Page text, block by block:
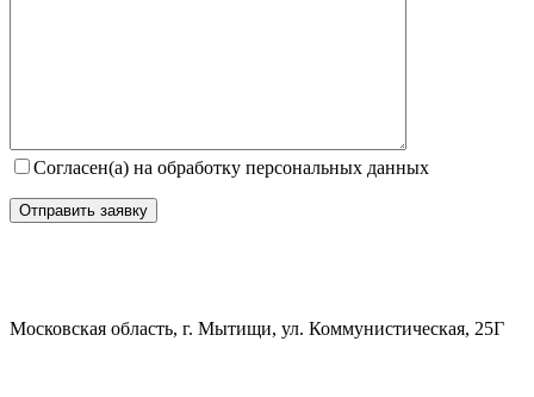
Согласен(а) на обработку персональных данных
Московская область, г. Мытищи, ул. Коммунистическая, 25Г